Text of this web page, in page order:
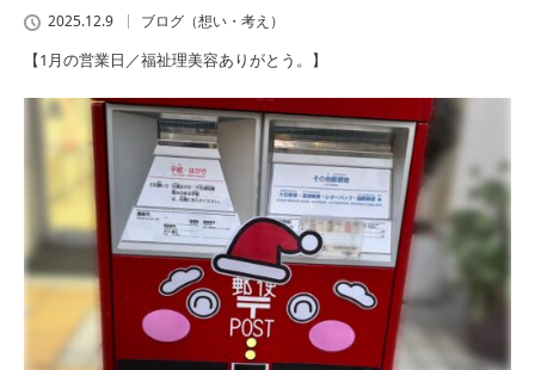
2025.12.9 ブログ（想い・考え）
【1月の営業日／福祉理美容ありがとう。】